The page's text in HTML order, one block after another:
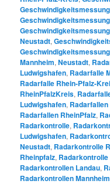
Geschwindigkeitsmessung
Neustadt,
Mannheim,Neustadt,
Ludwigshafen, Radarfalle
Radarfalle Rhein-Pfalz-
RheinPfalzKreis,
Ludwigshafen,
Radarfallen RheinPfalz,
Radarkontrolle,
Ludwigshafen,
Neustadt, Radarkontrolle
Rheinpfalz,
Radarkontrollen Landau,
Radarkontrollen Mannheim